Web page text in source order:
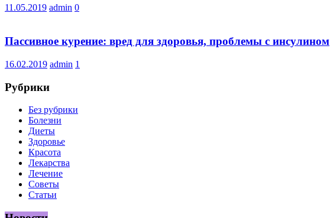
11.05.2019 admin 0
Пассивное курение: вред для здоровья, проблемы с инсулином
16.02.2019 admin 1
Рубрики
Без рубрики
Болезни
Диеты
Здоровье
Красота
Лекарства
Лечение
Советы
Статьи